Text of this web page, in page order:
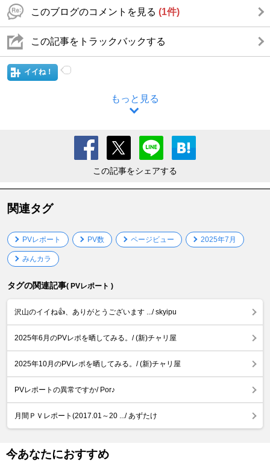
このブログのコメントを見る (1件)
この記事をトラックバックする
イイね！
もっと見る
この記事をシェアする
関連タグ
PVレポート PV数 ページビュー 2025年7月
みんカラ
タグの関連記事( PVレポート )
沢山のイイね👍、ありがとうございます .../ skyipu
2025年6月のPVレポを晒してみる。/ (新)チャリ屋
2025年10月のPVレポを晒してみる。/ (新)チャリ屋
PVレポートの異常ですか/ Por♪
月間ＰＶレポート(2017.01～20 .../ あずたけ
今あなたにおすすめ